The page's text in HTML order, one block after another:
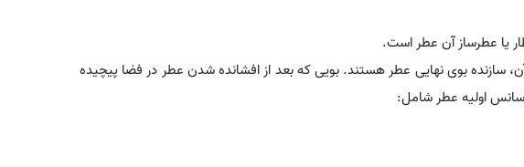
یا عطرساز آن عطر است.
سازنده بوی نهایی عطر هستند. بویی که بعد از افشانده شدن عطر در فضا پیچیده
اولیه عطر شامل: